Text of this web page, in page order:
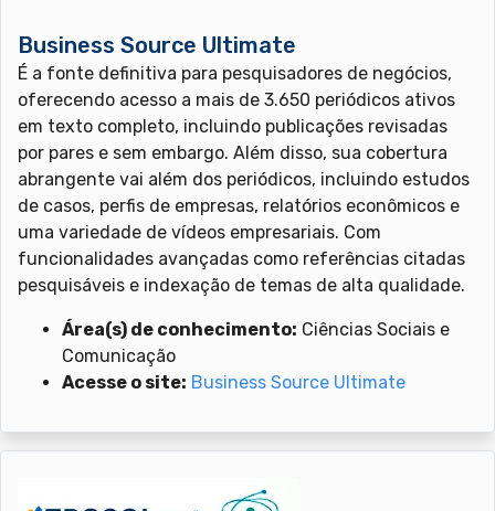
Business Source Ultimate
É a fonte definitiva para pesquisadores de negócios,
oferecendo acesso a mais de 3.650 periódicos ativos
em texto completo, incluindo publicações revisadas
por pares e sem embargo. Além disso, sua cobertura
abrangente vai além dos periódicos, incluindo estudos
de casos, perfis de empresas, relatórios econômicos e
uma variedade de vídeos empresariais. Com
funcionalidades avançadas como referências citadas
pesquisáveis e indexação de temas de alta qualidade.
Área(s) de conhecimento: Ciências Sociais e
Comunicação
Acesse o site: Business Source Ultimate